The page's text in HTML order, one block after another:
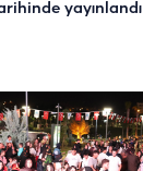
yayınlandı